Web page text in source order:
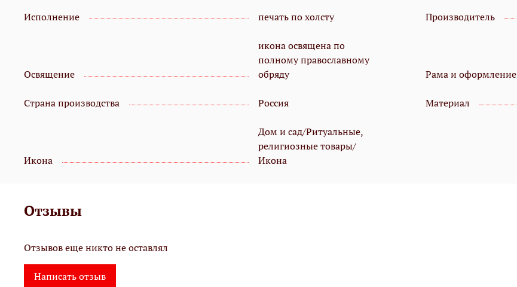
Исполнение печать по холсту Производитель
Освящение
икона освящена по
полному православному
обряду
Рама и оформление
Страна производства Россия Материал
Икона
Дом и сад/Ритуальные,
религиозные товары/
Икона
Отзывы
Отзывов еще никто не оставлял
Написать отзыв